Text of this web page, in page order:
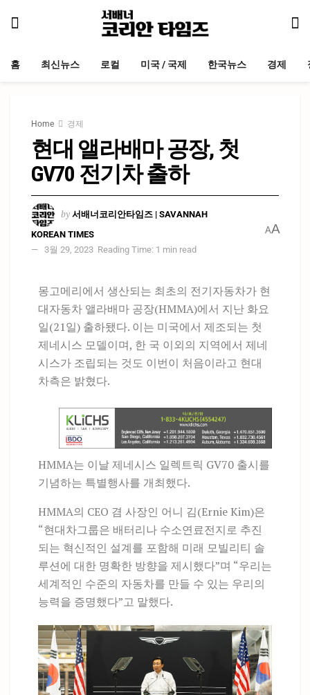
홈 최신뉴스 로컬 미국 / 국제 한국뉴스 경제
Home 경제
현대 앨라배마 공장, 첫
GV70 전기차 출하
by 서배너코리안타임즈 | SAVANNAH
KOREAN TIMES
3월 29, 2023 Reading Time: 1 min read
AA
몽고메리에서 생산되는 최초의 전기자동차가 현
대자동차 앨라배마 공장(HMMA)에서 지난 화요
일(21일) 출하됐다. 이는 미국에서 제조되는 첫
제네시스 모델이며, 한 국 이외의 지역에서 제네
시스가 조립되는 것도 이번이 처음이라고 현대
차측은 밝혔다.
HMMA는 이날 제네시스 일렉트릭 GV70 출시를
기념하는 특별행사를 개최했다.
HMMA의 CEO 겸 사장인 어니 김(Ernie Kim)은
“현대차그룹은 배터리나 수소연료전지로 추진
되는 혁신적인 설계를 포함해 미래 모빌리티 솔
루션에 대한 명확한 방향을 제시했다”며 “우리는
세계적인 수준의 자동차를 만들 수 있는 우리의
능력을 증명했다”고 말했다.